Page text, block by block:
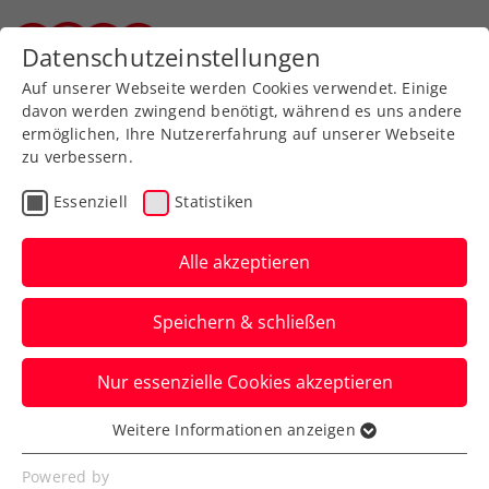
Zurück zur Newsübersicht
Ausbildung
Lobnig ist Botschafterin
der FE&MALE Sports
Conference 2025
Österreichs Rudersport-Ass tritt beim
Frauensportevent im Zuge des Upper
Datenschutzeinstellungen
Auf unserer Webseite werden Cookies verwendet. Einige
davon werden zwingend benötigt, während es uns andere
ermöglichen, Ihre Nutzererfahrung auf unserer Webseite
zu verbessern.
Essenziell Statistiken
Alle akzeptieren
Speichern & schließen
Nur essenzielle Cookies akzeptieren
Essenziell
Essenzielle Cookies werden für grundlegende
Weitere Informationen anzeigen
Powered by